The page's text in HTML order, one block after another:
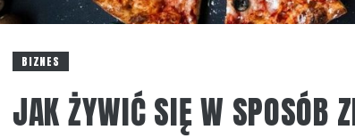
BIZNES
JAK ŻYWIĆ SIĘ W SPOSÓB